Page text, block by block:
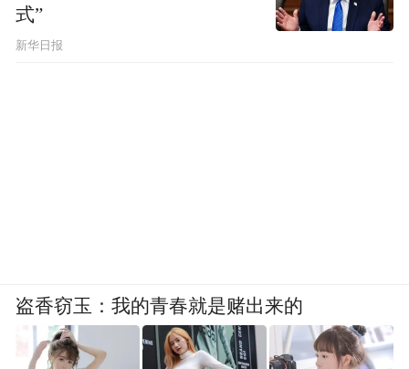
乡建设局、交通运输局、城乡规划中心进行
了落实处理。
3.该小区沿西侧道路设置两处出入口，其中
南侧主要出入口宽度12米，北侧次要出入口
宽度8米，满足通行要求。
式”
新华日报
盗香窃玉：我的青春就是赌出来的